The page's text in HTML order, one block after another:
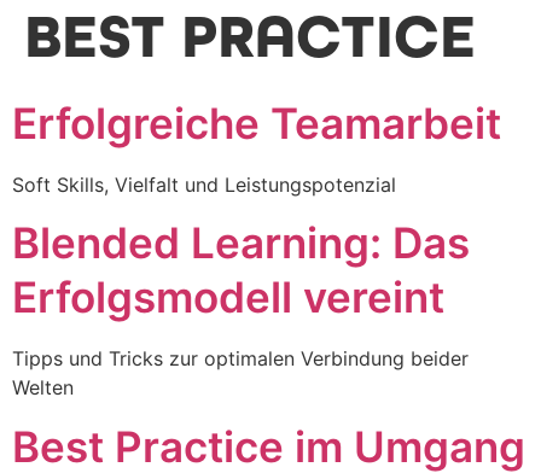
BEST PRACTICE
Erfolgreiche Teamarbeit
Soft Skills, Vielfalt und Leistungspotenzial
Blended Learning: Das
Erfolgsmodell vereint
Tipps und Tricks zur optimalen Verbindung beider
Welten
Best Practice im Umgang